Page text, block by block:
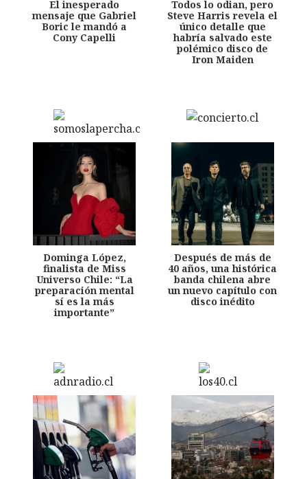
El inesperado
mensaje que Gabriel
Boric le mandó a
Cony Capelli
Todos lo odian, pero
Steve Harris revela el
único detalle que
habría salvado este
polémico disco de
Iron Maiden
Dominga López,
finalista de Miss
Universo Chile: “La
preparación mental
sí es la más
importante”
Después de más de
40 años, una histórica
banda chilena abre
un nuevo capítulo con
disco inédito